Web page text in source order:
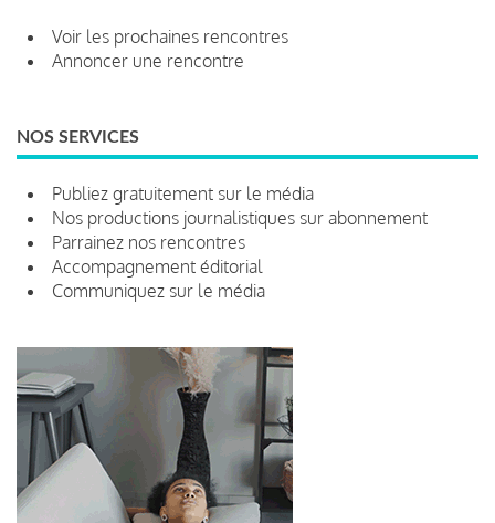
Voir les prochaines rencontres
Annoncer une rencontre
NOS SERVICES
Publiez gratuitement sur le média
Nos productions journalistiques sur abonnement
Parrainez nos rencontres
Accompagnement éditorial
Communiquez sur le média